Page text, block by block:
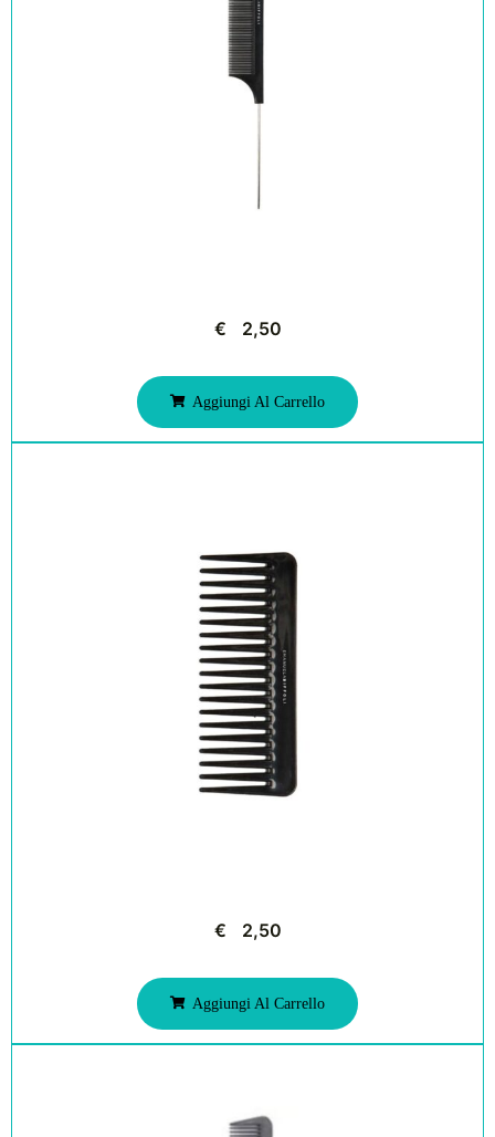
€ 2,50
Aggiungi Al Carrello
€ 2,50
Aggiungi Al Carrello